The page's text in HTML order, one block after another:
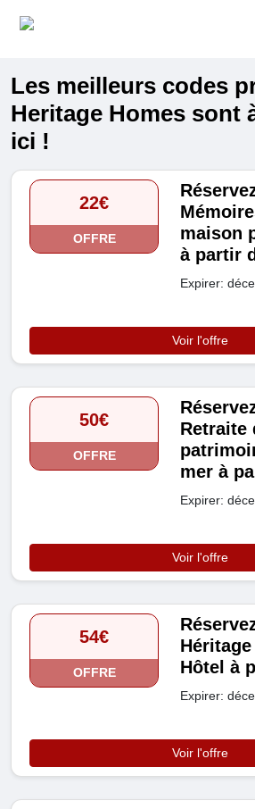
Les meilleurs codes
Heritage Homes sont
ici !
22€
OFFRE
maison
à partir
Expirer:
Voir l'offre
50€
OFFRE
Retraite
mer à
Expirer:
Voir l'offre
54€
OFFRE
Hôtel à
Expirer:
Voir l'offre